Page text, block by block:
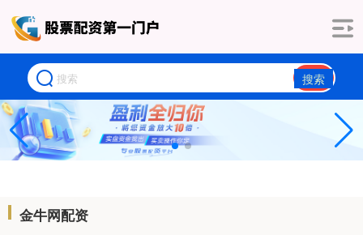
搜索
金牛网配资